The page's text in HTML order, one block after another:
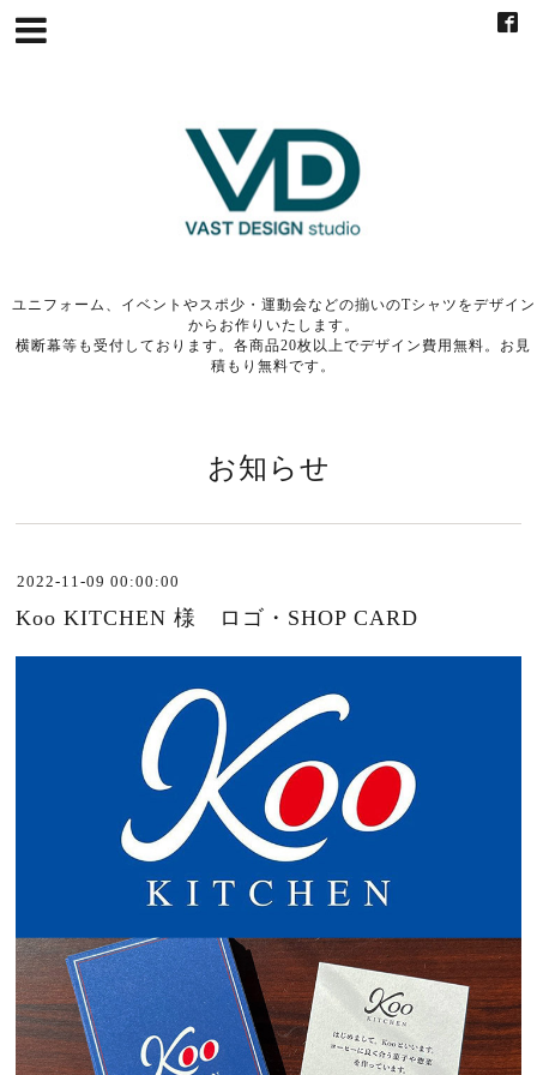
ユニフォーム、イベントやスポ少・運動会などの揃いのTシャツをデザイン
からお作りいたします。
横断幕等も受付しております。各商品20枚以上でデザイン費用無料。お見
積もり無料です。
お知らせ
2022-11-09 00:00:00
Koo KITCHEN 様 ロゴ・SHOP CARD